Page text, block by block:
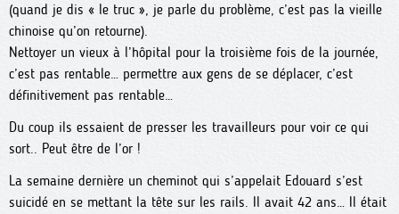
(quand je dis « le truc », je parle du problème, c’est pas la vieille
chinoise qu’on retourne).
Nettoyer un vieux à l’hôpital pour la troisième fois de la journée,
c’est pas rentable… permettre aux gens de se déplacer, c’est
définitivement pas rentable…
Du coup ils essaient de presser les travailleurs pour voir ce qui
sort.. Peut être de l’or !
La semaine dernière un cheminot qui s’appelait Edouard s’est
suicidé en se mettant la tête sur les rails. Il avait 42 ans… Il était